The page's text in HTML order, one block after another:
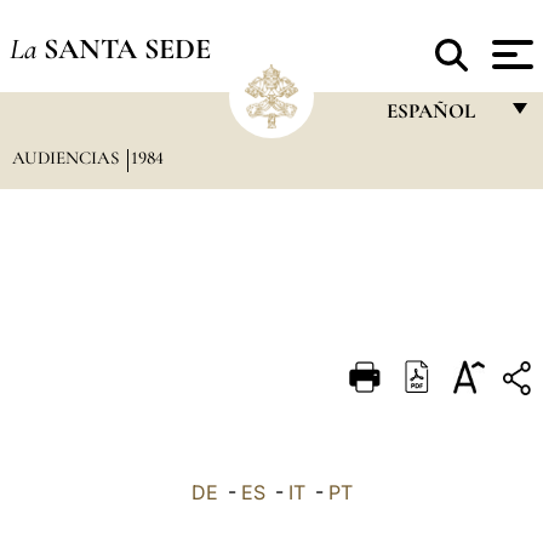
La SANTA SEDE
ESPAÑOL
DEUTSCH
AUDIENCIAS 1984
DE - ES- IT- PT